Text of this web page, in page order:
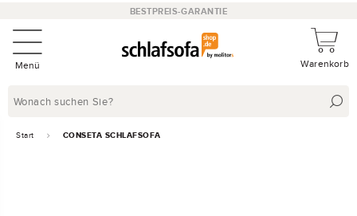
BESTPREIS-GARANTIE
Menü Warenkorb
Start CONSETA SCHLAFSOFA